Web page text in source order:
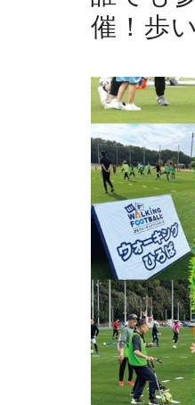
催！歩